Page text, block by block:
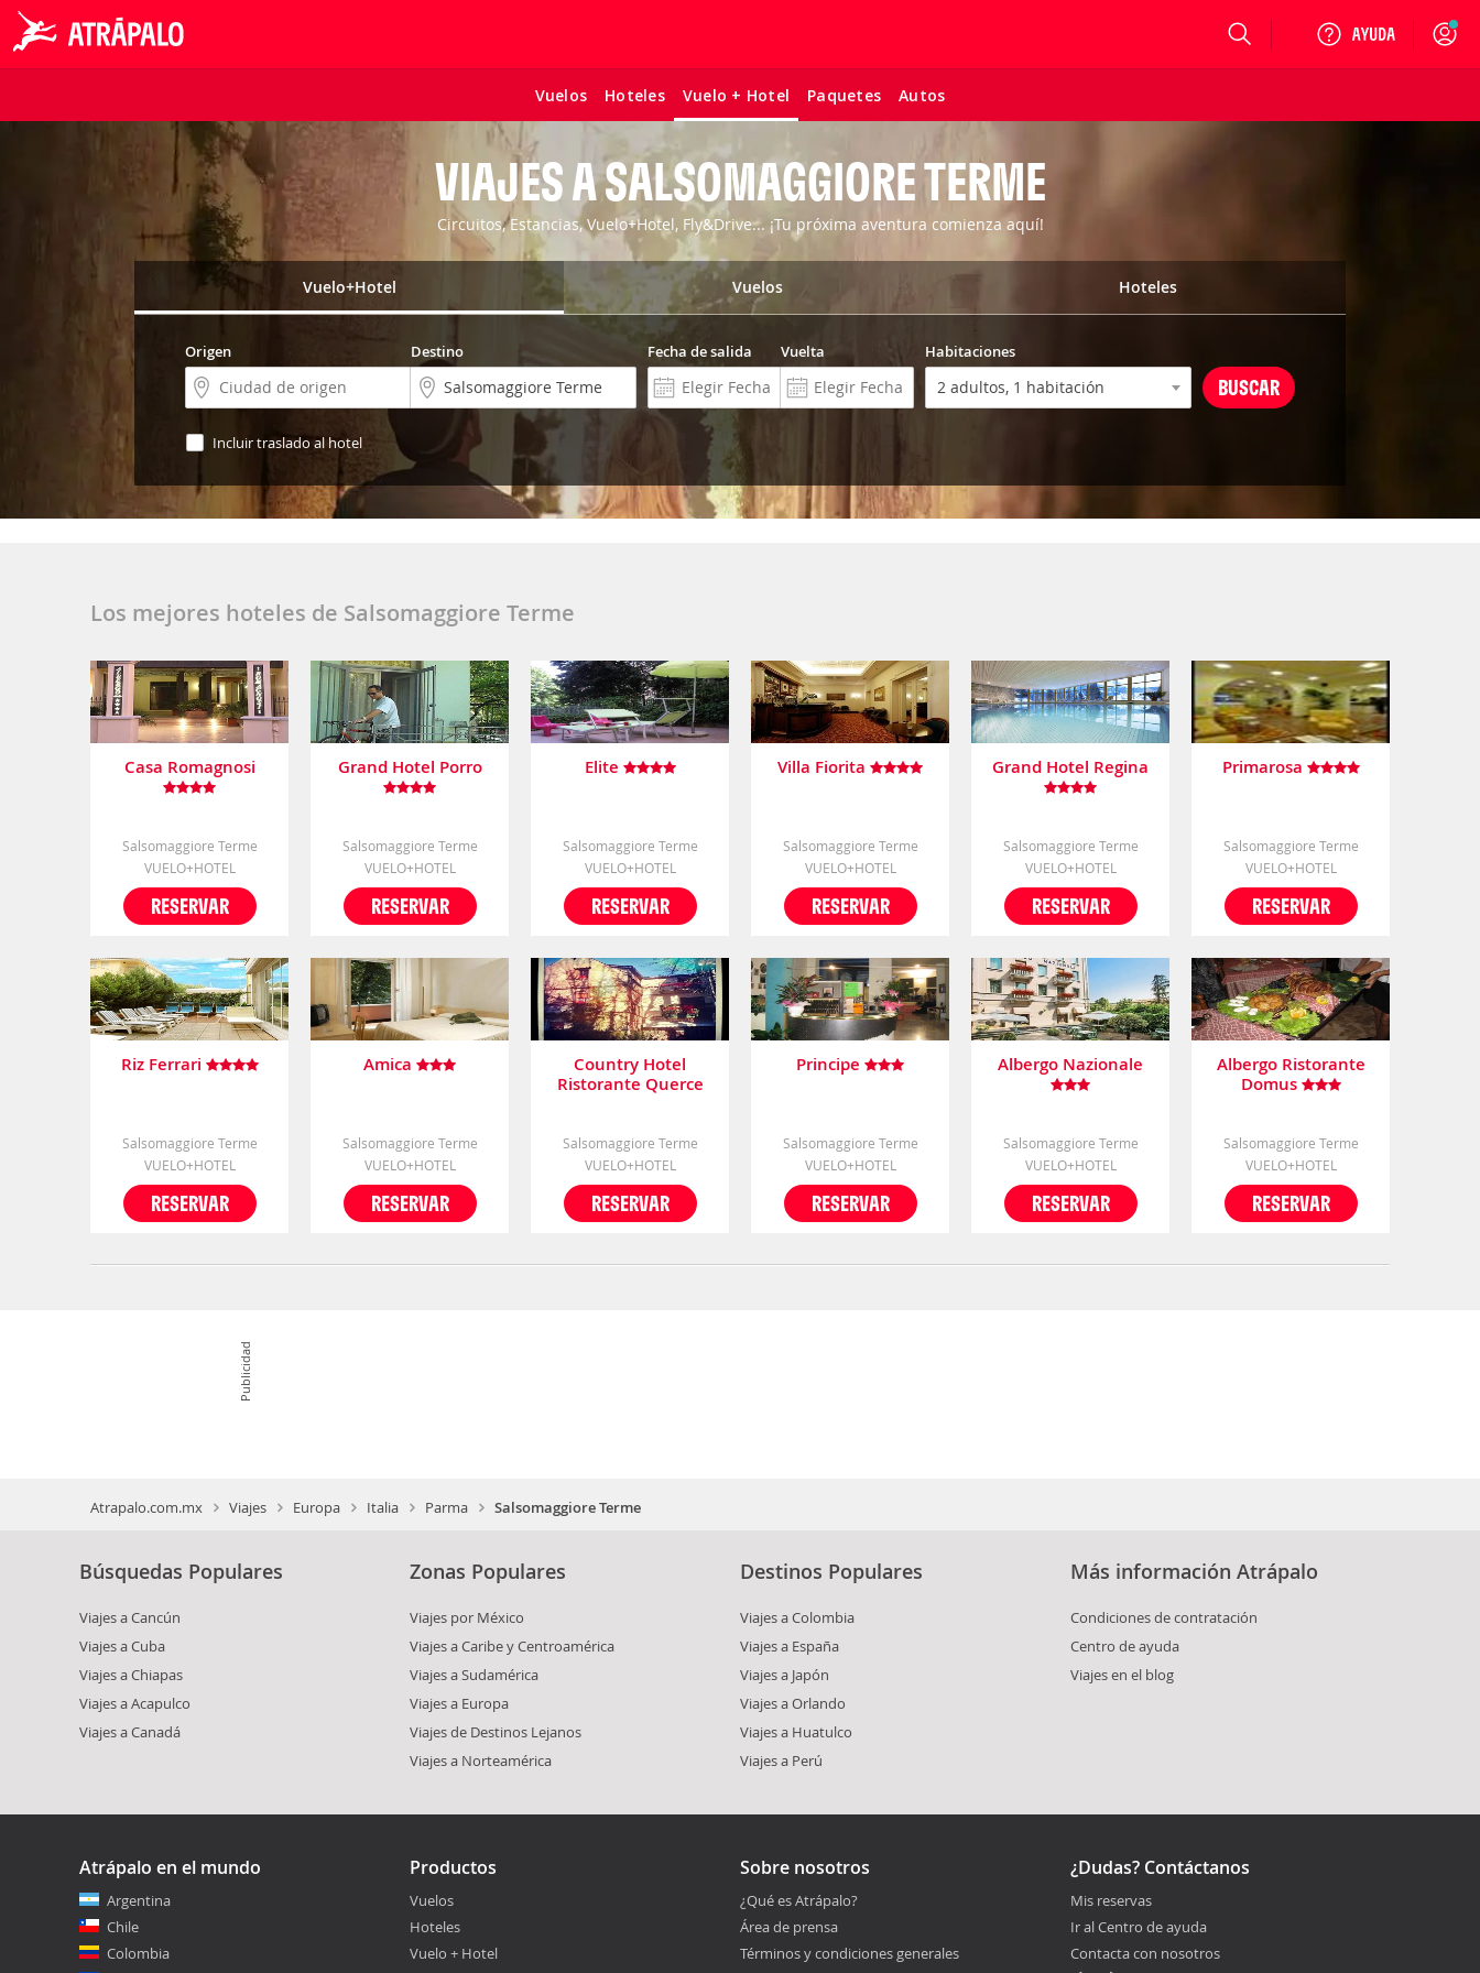
Vuelos Hoteles Vuelo + Hotel Paquetes Autos
Login
VIAJES A SALSOMAGGIORE TERME
Circuitos, Estancias, Vuelo+Hotel, Fly&Drive... ¡Tu próxima aventura comienza aquí!
Vuelo+Hotel Vuelos Hoteles
Origen Destino Fecha de salida Vuelta Habitaciones
Incluir traslado al hotel
Los mejores hoteles de Salsomaggiore Terme
Casa Romagnosi
Salsomaggiore Terme
VUELO+HOTEL
RESERVAR
Grand Hotel Porro
Salsomaggiore Terme
VUELO+HOTEL
RESERVAR
Elite
Salsomaggiore Terme
VUELO+HOTEL
RESERVAR
Villa Fiorita
Salsomaggiore Terme
VUELO+HOTEL
RESERVAR
Grand Hotel Regina
Salsomaggiore Terme
VUELO+HOTEL
RESERVAR
Primarosa
Salsomaggiore Terme
VUELO+HOTEL
RESERVAR
Riz Ferrari
Salsomaggiore Terme
VUELO+HOTEL
RESERVAR
Amica
Salsomaggiore Terme
VUELO+HOTEL
RESERVAR
Country Hotel
Ristorante Querce
Salsomaggiore Terme
VUELO+HOTEL
RESERVAR
Principe
Salsomaggiore Terme
VUELO+HOTEL
RESERVAR
Albergo Nazionale
Salsomaggiore Terme
VUELO+HOTEL
RESERVAR
Albergo Ristorante
Domus
Salsomaggiore Terme
VUELO+HOTEL
RESERVAR
Publicidad
Atrapalo.com.mx Viajes Europa Italia Parma Salsomaggiore Terme
Búsquedas Populares
Viajes a Cancún
Viajes a Cuba
Viajes a Chiapas
Viajes a Acapulco
Viajes a Canadá
Zonas Populares
Viajes por México
Viajes a Caribe y Centroamérica
Viajes a Sudamérica
Viajes a Europa
Viajes de Destinos Lejanos
Viajes a Norteamérica
Destinos Populares
Viajes a Colombia
Viajes a España
Viajes a Japón
Viajes a Orlando
Viajes a Huatulco
Viajes a Perú
Más información Atrápalo
Condiciones de contratación
Centro de ayuda
Viajes en el blog
Atrápalo en el mundo
Argentina
Chile
Colombia
Productos
Vuelos
Hoteles
Vuelo + Hotel
Sobre nosotros
¿Qué es Atrápalo?
Área de prensa
Términos y condiciones generales
¿Dudas? Contáctanos
Mis reservas
Ir al Centro de ayuda
Contacta con nosotros